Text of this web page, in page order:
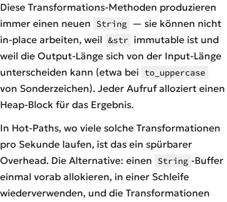
Diese Transformations-Methoden produzieren
immer einen neuen String — sie können nicht
in-place arbeiten, weil &str immutable ist und
weil die Output-Länge sich von der Input-Länge
unterscheiden kann (etwa bei to_uppercase
von Sonderzeichen). Jeder Aufruf alloziert einen
Heap-Block für das Ergebnis.
In Hot-Paths, wo viele solche Transformationen
pro Sekunde laufen, ist das ein spürbarer
Overhead. Die Alternative: einen String -Buffer
einmal vorab allokieren, in einer Schleife
wiederverwenden, und die Transformationen